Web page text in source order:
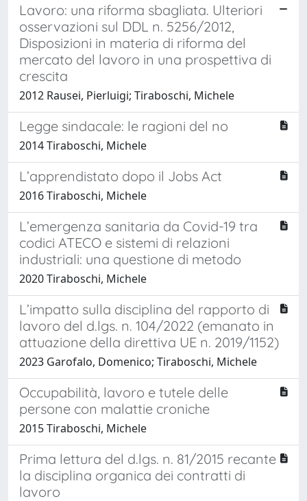
Lavoro: una riforma sbagliata. Ulteriori
osservazioni sul DDL n. 5256/2012,
Disposizioni in materia di riforma del
mercato del lavoro in una prospettiva di
crescita
2012 Rausei, Pierluigi; Tiraboschi, Michele
Legge sindacale: le ragioni del no
2014 Tiraboschi, Michele
L’apprendistato dopo il Jobs Act
2016 Tiraboschi, Michele
L’emergenza sanitaria da Covid-19 tra
codici ATECO e sistemi di relazioni
industriali: una questione di metodo
2020 Tiraboschi, Michele
L’impatto sulla disciplina del rapporto di
lavoro del d.lgs. n. 104/2022 (emanato in
attuazione della direttiva UE n. 2019/1152)
2023 Garofalo, Domenico; Tiraboschi, Michele
Occupabilità, lavoro e tutele delle
persone con malattie croniche
2015 Tiraboschi, Michele
Prima lettura del d.lgs. n. 81/2015 recante
la disciplina organica dei contratti di
lavoro